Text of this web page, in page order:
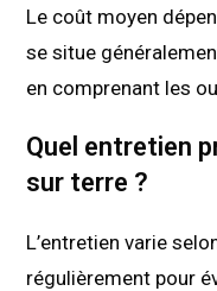
Le coût moyen
se situe
en comprenant les
Quel entretien
sur terre ?
L’entretien varie
régulièrement pour